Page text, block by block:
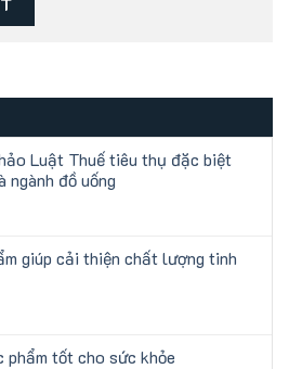
Luật Thuế tiêu thụ đặc biệt
ngành đồ uống
giúp cải thiện chất lượng tinh
phẩm tốt cho sức khỏe